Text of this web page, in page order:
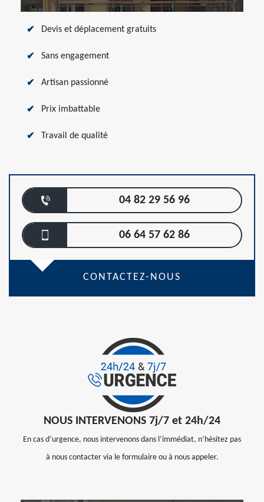
Devis et déplacement gratuits
Sans engagement
Artisan passionné
Prix imbattable
Travail de qualité
04 82 29 56 96
06 64 57 62 86
CONTACTEZ-NOUS
NOUS INTERVENONS 7j/7 et 24h/24
En cas d’urgence, nous intervenons dans l’immédiat, n’hésitez pas
à nous contacter via le formulaire ou à nous appeler.